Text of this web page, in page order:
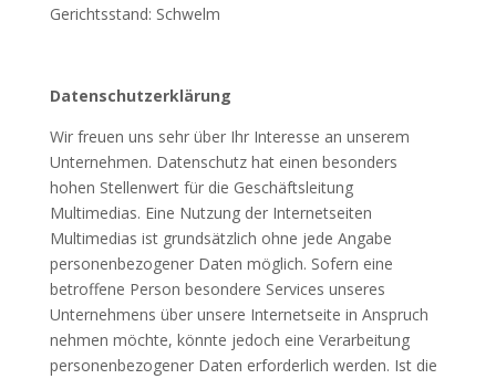
Gerichtsstand: Schwelm
Datenschutzerklärung
Wir freuen uns sehr über Ihr Interesse an unserem
Unternehmen. Datenschutz hat einen besonders
hohen Stellenwert für die Geschäftsleitung
Multimedias. Eine Nutzung der Internetseiten
Multimedias ist grundsätzlich ohne jede Angabe
personenbezogener Daten möglich. Sofern eine
betroffene Person besondere Services unseres
Unternehmens über unsere Internetseite in Anspruch
nehmen möchte, könnte jedoch eine Verarbeitung
personenbezogener Daten erforderlich werden. Ist die